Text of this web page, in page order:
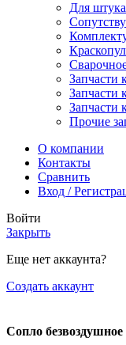
Для
Запчасти
Запчасти
Запчасти
Прочие
О компании
Контакты
Сравнить
Вход /
Войти
Закрыть
Еще нет аккаунта?
Создать аккаунт
Сопло